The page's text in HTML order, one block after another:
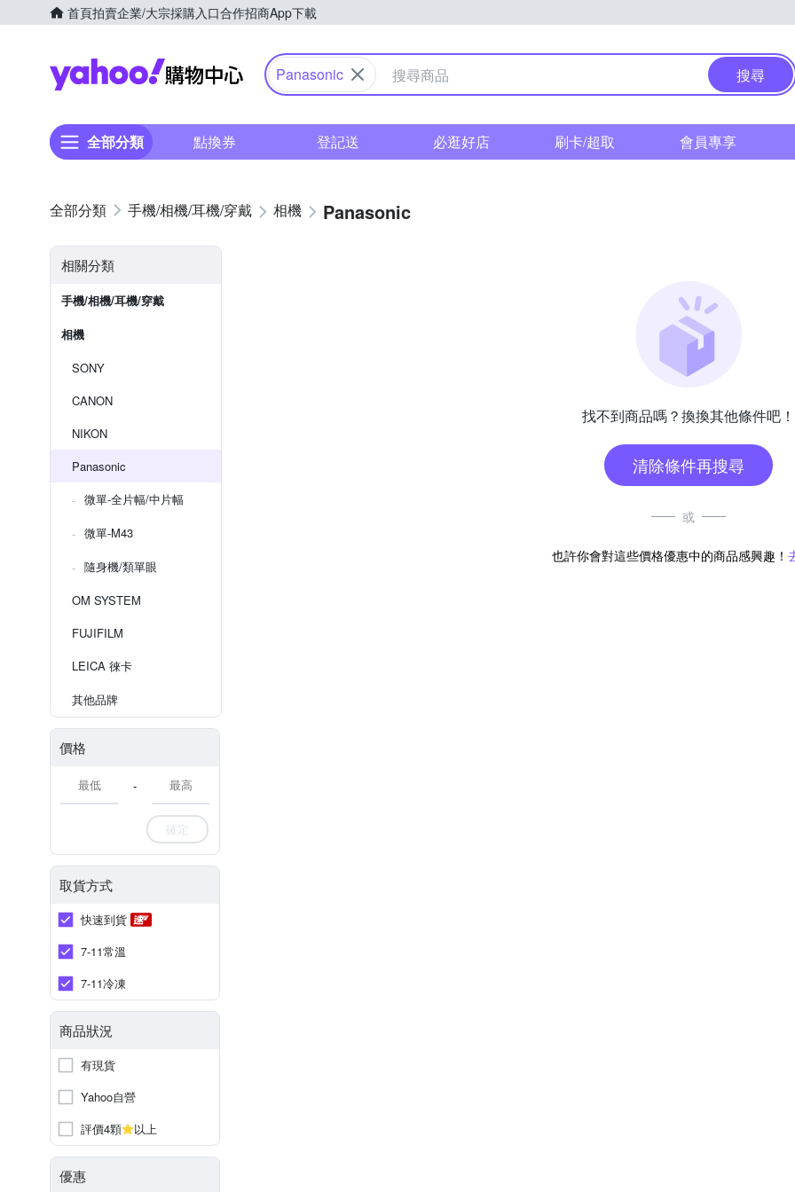
首頁拍賣企業/大宗採購入口合作招商App下載
Yahoo購物中心
Panasonic 搜尋
全部分類 點換券 登記送 必逛好店 刷卡/超取 會員專享
手機/相機/耳機/穿戴 相機 Panasonic
相關分類
手機/相機/耳機/穿戴
相機
SONY
CANON
NIKON
Panasonic
微單-全片幅/中片幅
微單-M43
隨身機/類單眼
OM SYSTEM
FUJIFILM
LEICA 徠卡
其他品牌
價格
-
確定
取貨方式
快速到貨
7-11常溫
7-11冷凍
商品狀況
有現貨
Yahoo自營
評價4顆
以上
優惠
找不到商品嗎？換換其他條件吧！
清除條件再搜尋
或
也許你會對這些價格優惠中的商品感興趣！